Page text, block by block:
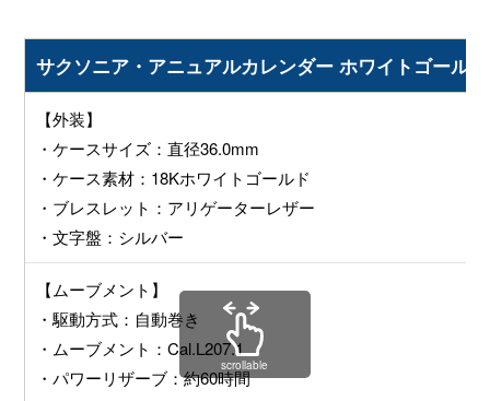
サクソニア・アニュアルカレンダー ホワイトゴール
【外装】
・ケースサイズ：直径36.0mm
・ケース素材：18Kホワイトゴールド
・ブレスレット：アリゲーターレザー
・文字盤：シルバー
【ムーブメント】
・駆動方式：自動巻き
・ムーブメント：Cal.L207.1
・パワーリザーブ：約60時間
scrollable